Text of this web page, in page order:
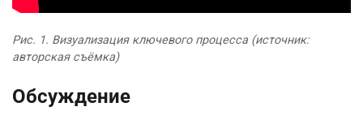
Рис. 1. Визуализация ключевого процесса (источник:
авторская съёмка)
Обсуждение